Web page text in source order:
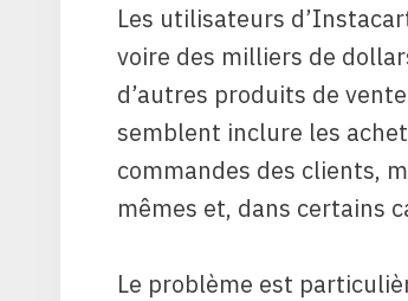
Les utilisateurs
voire des milliers de
d’autres produits de
semblent inclure les
commandes des clients,
mêmes et, dans certains
Le problème est